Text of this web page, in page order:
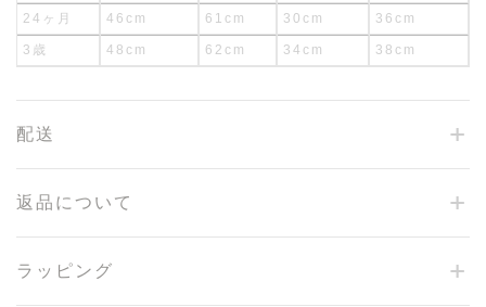
24ヶ月 46cm 61cm 30cm 36cm
3歳 48cm 62cm 34cm 38cm
配送
返品について
ラッピング